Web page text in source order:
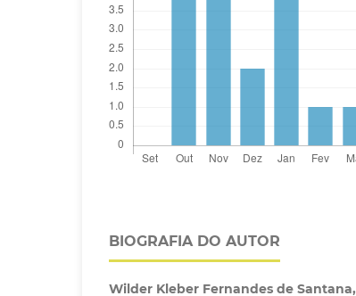
BIOGRAFIA DO AUTOR
Wilder Kleber Fernandes de Santana,